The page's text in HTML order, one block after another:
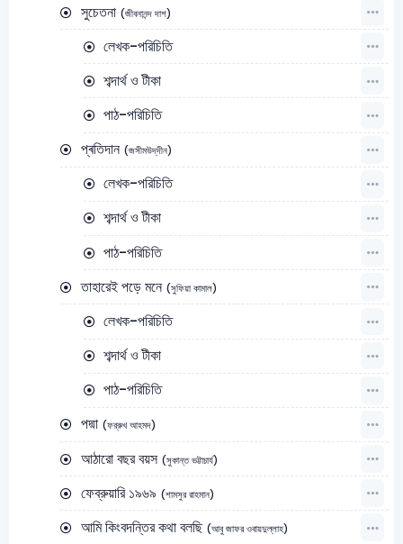
সুচেতনা (জীবনানন্দ দাশ)
লেখক-পরিচিতি
শব্দার্থ ও টীকা
পাঠ-পরিচিতি
প্ৰতিদান (জসীমউদ্‌দীন)
লেখক-পরিচিতি
শব্দার্থ ও টীকা
পাঠ-পরিচিতি
তাহারেই পড়ে মনে (সুফিয়া কামাল)
লেখক-পরিচিতি
শব্দার্থ ও টীকা
পাঠ-পরিচিতি
পদ্মা (ফর্‌রুখ আহমদ)
আঠারো বছর বয়স (সুকান্ত ভট্টাচার্য)
ফেব্রুয়ারি ১৯৬৯ (শামসুর রাহমান)
আমি কিংবদন্তির কথা বলছি (আবু জাফর ওবায়দুল্লাহ)